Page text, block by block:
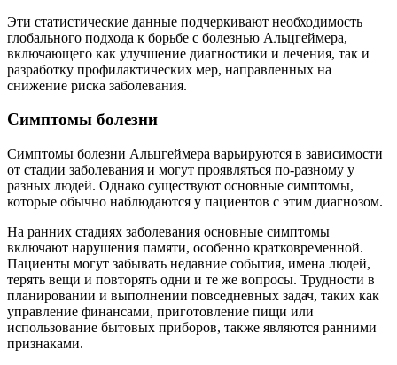
Эти статистические данные подчеркивают необходимость
глобального подхода к борьбе с болезнью Альцгеймера,
включающего как улучшение диагностики и лечения, так и
разработку профилактических мер, направленных на
снижение риска заболевания.
Симптомы болезни
Симптомы болезни Альцгеймера варьируются в зависимости
от стадии заболевания и могут проявляться по-разному у
разных людей. Однако существуют основные симптомы,
которые обычно наблюдаются у пациентов с этим диагнозом.
На ранних стадиях заболевания основные симптомы
включают нарушения памяти, особенно кратковременной.
Пациенты могут забывать недавние события, имена людей,
терять вещи и повторять одни и те же вопросы. Трудности в
планировании и выполнении повседневных задач, таких как
управление финансами, приготовление пищи или
использование бытовых приборов, также являются ранними
признаками.